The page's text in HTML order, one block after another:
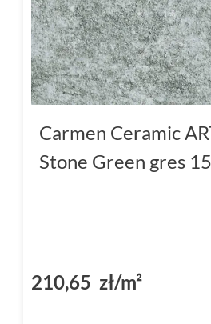
Carmen Ceramic
Stone Green gres
210,65 zł/m²